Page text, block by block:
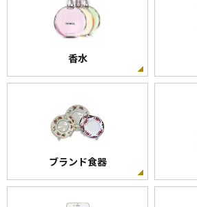
香水
ブランド食器